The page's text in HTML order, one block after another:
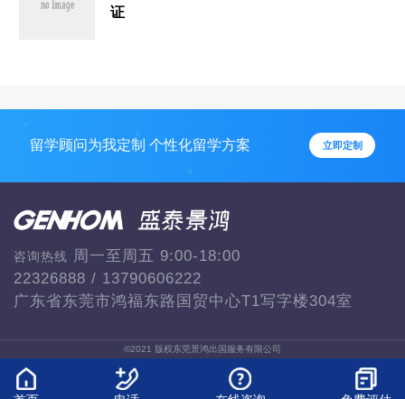
证
留学顾问为我定制 个性化留学方案 立即定制
咨询热线
周一至周五 9:00-18:00
22326888 / 13790606222
广东省东莞市鸿福东路国贸中心T1写字楼304室
©2021 版权东莞景鸿出国服务有限公司